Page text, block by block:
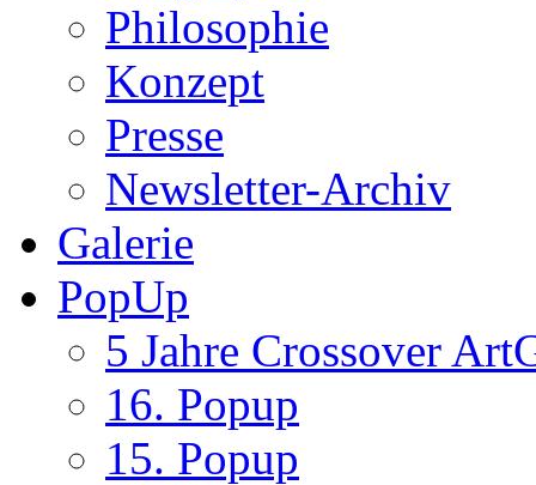
Philosophie
Konzept
Presse
Newsletter-Archiv
Galerie
PopUp
5 Jahre Crossover
16. Popup
15. Popup